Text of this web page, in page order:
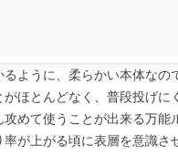
るように、柔らかい本体なの
がほとんどなく、普段投げに
攻めて使うことが出来る万能
率が上がる頃に表層を意識さ